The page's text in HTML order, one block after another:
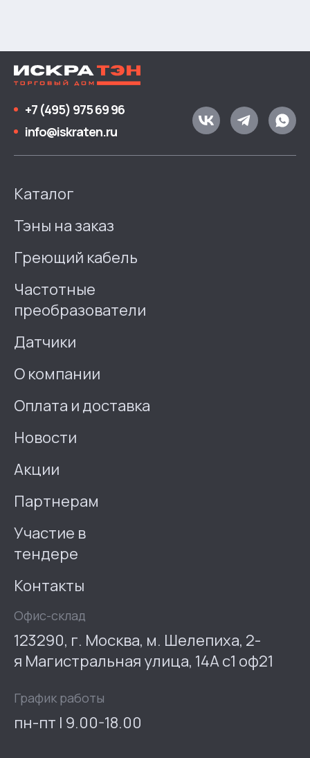
+7 (495) 975 69 96
info@iskraten.ru
Каталог
Тэны на заказ
Греющий кабель
Частотные
преобразователи
Датчики
О компании
Оплата и доставка
Новости
Акции
Партнерам
Участие в
тендере
Контакты
Офис-склад
123290, г. Москва, м. Шелепиха, 2-
я Магистральная улица, 14А с1 оф21
График работы
пн-пт | 9.00-18.00